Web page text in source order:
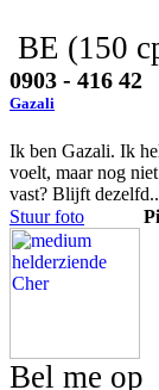
BE (150
0903 - 416 42
Gazali
Ik ben Gazali. Ik
voelt, maar nog
vast? Blijft dezelfd..
Stuur foto
Bel me op